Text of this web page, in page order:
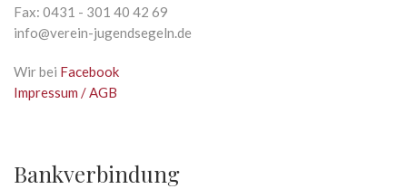
Fax: 0431 - 301 40 42 69
info@verein-jugendsegeln.de
Wir bei Facebook
Impressum / AGB
Bankverbindung